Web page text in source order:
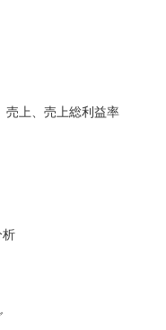
売上、売上総利益率
析